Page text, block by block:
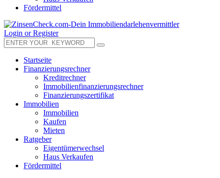
Fördermittel
Login or Register
Startseite
Finanzierungsrechner
Kreditrechner
Immobilienfinanzierungsrechner
Finanzierungszertifikat
Immobilien
Immobilien
Kaufen
Mieten
Ratgeber
Eigentümerwechsel
Haus Verkaufen
Fördermittel